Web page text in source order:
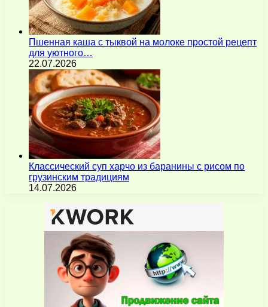
Пшенная каша с тыквой на молоке простой рецепт
для уютного…
22.07.2026
Классический суп харчо из баранины с рисом по
грузинским традициям
14.07.2026